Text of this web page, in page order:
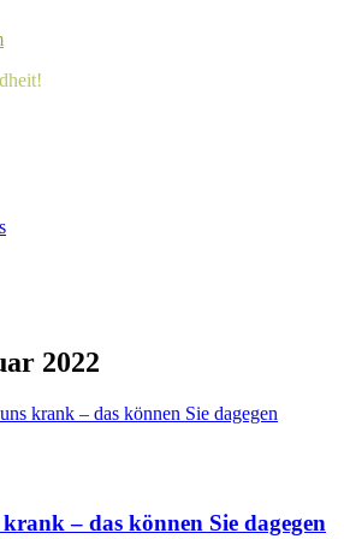
2022
– das können Sie dagegen